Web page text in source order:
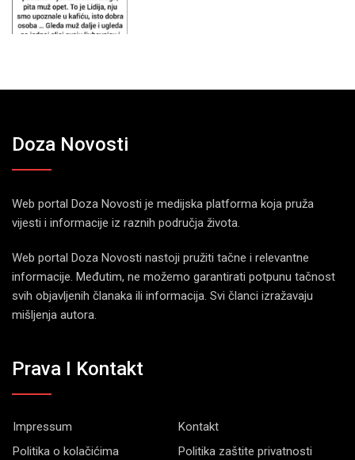
Doza Novosti
Web portal Doza Novosti je medijska platforma koja pruža
vijesti i informacije iz raznih područja života.
Web portal Doza Novosti nastoji pružiti tačne i relevantne
informacije. Međutim, ne možemo garantirati potpunu tačnost
svih objavljenih članaka ili informacija. Svi članci izražavaju
mišljenja autora.
Prava I Kontakt
Impressum
Kontakt
Politika o kolačićima
Politika zaštite privatnosti